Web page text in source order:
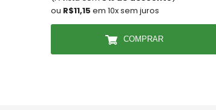
ou R$11,15 em 10x sem juros
COMPRAR